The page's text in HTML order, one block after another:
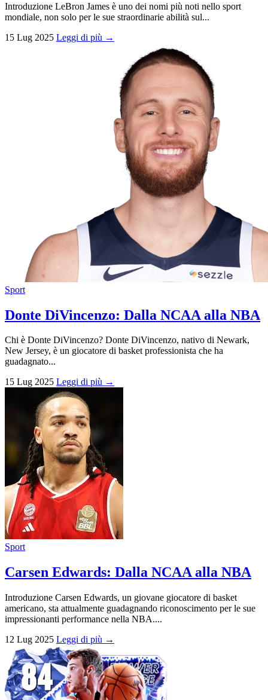
Introduzione LeBron James è uno dei nomi più noti nello sport
mondiale, non solo per le sue straordinarie abilità sul...
15 Lug 2025 Leggi di più →
Sport
Donte DiVincenzo: Dalla NCAA alla NBA
Chi è Donte DiVincenzo? Donte DiVincenzo, nativo di Newark,
New Jersey, è un giocatore di basket professionista che ha
guadagnato...
15 Lug 2025 Leggi di più →
Sport
Carsen Edwards: Dalla NCAA alla NBA
Introduzione Carsen Edwards, un giovane giocatore di basket
americano, sta attualmente guadagnando riconoscimento per le sue
impressionanti performance nella NBA....
12 Lug 2025 Leggi di più →